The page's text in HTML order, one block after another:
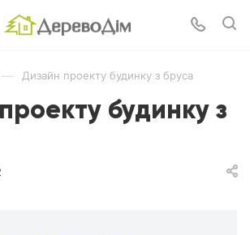
— Дизайн проекту будинку з бруса
будинку з